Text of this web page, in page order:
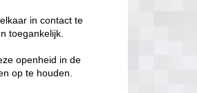
in contact te
toegankelijk.
openheid in de
op te houden.